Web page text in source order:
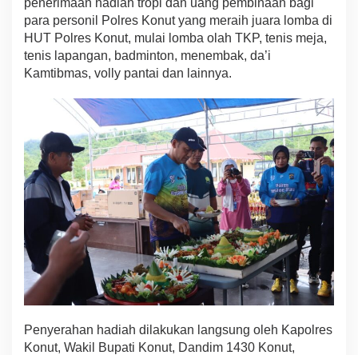
penerimaan hadiah tropi dan uang pembinaan bagi
para personil Polres Konut yang meraih juara lomba di
HUT Polres Konut, mulai lomba olah TKP, tenis meja,
tenis lapangan, badminton, menembak, da’i
Kamtibmas, volly pantai dan lainnya.
Penyerahan hadiah dilakukan langsung oleh Kapolres
Konut, Wakil Bupati Konut, Dandim 1430 Konut,